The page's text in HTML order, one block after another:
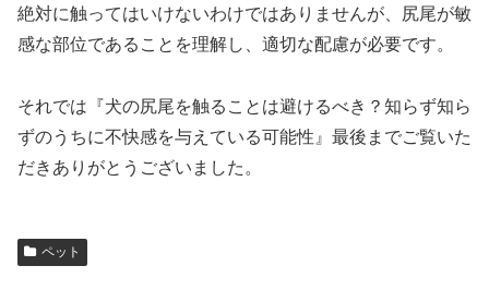
絶対に触ってはいけないわけではありませんが、尻尾が敏
感な部位であることを理解し、適切な配慮が必要です。
それでは『犬の尻尾を触ることは避けるべき？知らず知ら
ずのうちに不快感を与えている可能性』最後までご覧いた
だきありがとうございました。
ペット